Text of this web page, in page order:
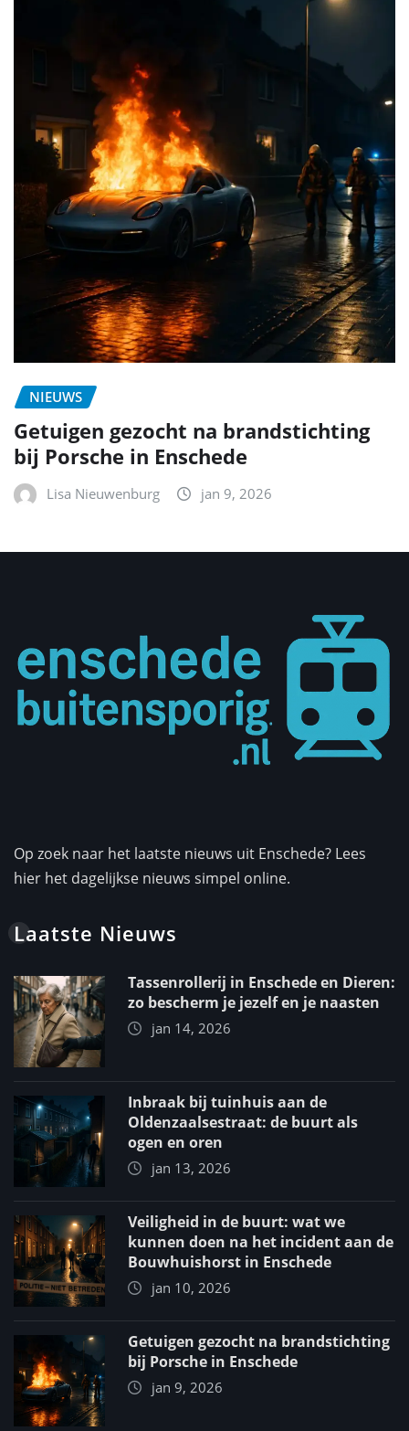
NIEUWS
Getuigen gezocht na brandstichting
bij Porsche in Enschede
Lisa Nieuwenburg jan 9, 2026
Op zoek naar het laatste nieuws uit Enschede? Lees
hier het dagelijkse nieuws simpel online.
Laatste Nieuws
Tassenrollerij in Enschede en Dieren:
zo bescherm je jezelf en je naasten
jan 14, 2026
Inbraak bij tuinhuis aan de
Oldenzaalsestraat: de buurt als
ogen en oren
jan 13, 2026
Veiligheid in de buurt: wat we
kunnen doen na het incident aan de
Bouwhuishorst in Enschede
jan 10, 2026
Getuigen gezocht na brandstichting
bij Porsche in Enschede
jan 9, 2026